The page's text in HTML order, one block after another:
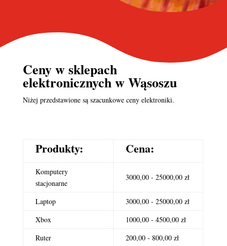
Ceny wsklepach
elektronicznychw Wąsoszu
Niżej przedstawione są szacunkowe ceny elektroniki.
Produkty: Cena:
Komputery
stacjonarne
3000,00 - 25000,00 zł
Laptop
3000,00 - 25000,00 zł
Xbox
1000,00 - 4500,00 zł
Ruter
200,00 - 800,00 zł